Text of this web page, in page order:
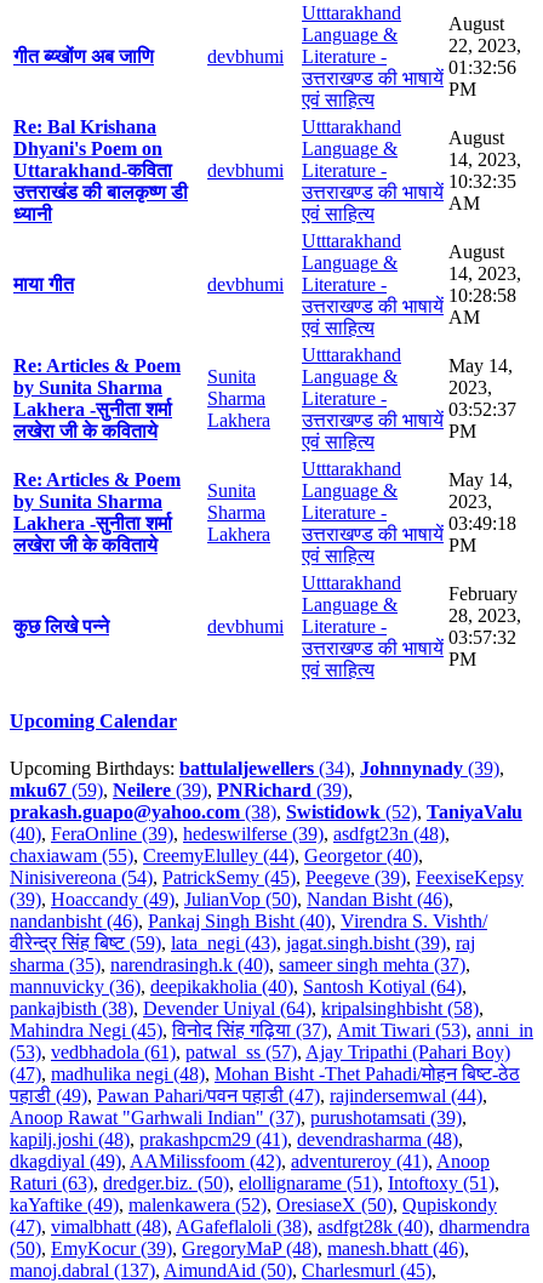
गीत ब्य्खोंण अब जाणि devbhumi
Utttarakhand
Language &
Literature -
उत्तराखण्ड की भाषायें
एवं साहित्य
August
22, 2023,
01:32:56
PM
Re: Bal Krishana
Dhyani's Poem on
Uttarakhand-कविता
उत्तराखंड की बालकृष्ण डी
ध्यानी
devbhumi
Utttarakhand
Language &
Literature -
उत्तराखण्ड की भाषायें
एवं साहित्य
August
14, 2023,
10:32:35
AM
माया गीत devbhumi
Utttarakhand
Language &
Literature -
उत्तराखण्ड की भाषायें
एवं साहित्य
August
14, 2023,
10:28:58
AM
Re: Articles & Poem
by Sunita Sharma
Lakhera -सुनीता शर्मा
लखेरा जी के कविताये
Sunita
Sharma
Lakhera
Utttarakhand
Language &
Literature -
उत्तराखण्ड की भाषायें
एवं साहित्य
May 14,
2023,
03:52:37
PM
Re: Articles & Poem
by Sunita Sharma
Lakhera -सुनीता शर्मा
लखेरा जी के कविताये
Sunita
Sharma
Lakhera
Utttarakhand
Language &
Literature -
उत्तराखण्ड की भाषायें
एवं साहित्य
May 14,
2023,
03:49:18
PM
कुछ लिखे पन्ने devbhumi
Utttarakhand
Language &
Literature -
उत्तराखण्ड की भाषायें
एवं साहित्य
February
28, 2023,
03:57:32
PM
Upcoming Calendar
Upcoming Birthdays: battulaljewellers (34), Johnnynady (39),
mku67 (59), Neilere (39), PNRichard (39),
prakash.guapo@yahoo.com (38), Swistidowk (52), TaniyaValu
(40), FeraOnline (39), hedeswilferse (39), asdfgt23n (48),
chaxiawam (55), CreemyElulley (44), Georgetor (40),
Ninisivereona (54), PatrickSemy (45), Peegeve (39), FeexiseKepsy
(39), Hoaccandy (49), JulianVop (50), Nandan Bisht (46),
nandanbisht (46), Pankaj Singh Bisht (40), Virendra S. Vishth/
वीरेन्द्र सिंह बिष्ट (59), lata_negi (43), jagat.singh.bisht (39), raj
sharma (35), narendrasingh.k (40), sameer singh mehta (37),
mannuvicky (36), deepikakholia (40), Santosh Kotiyal (64),
pankajbisth (38), Devender Uniyal (64), kripalsinghbisht (58),
Mahindra Negi (45),विनोद सिंह गढ़िया (37), Amit Tiwari (53), anni_in
(53), vedbhadola (61), patwal_ss (57), Ajay Tripathi (Pahari Boy)
(47), madhulika negi (48), Mohan Bisht -Thet Pahadi/मोहन बिष्ट-ठेठ
पहाडी (49), Pawan Pahari/पवन पहाडी (47), rajindersemwal (44),
Anoop Rawat "Garhwali Indian" (37), purushotamsati (39),
kapilj.joshi (48), prakashpcm29 (41), devendrasharma (48),
dkagdiyal (49), AAMilissfoom (42), adventureroy (41), Anoop
Raturi (63), dredger.biz. (50), elollignarame (51), Intoftoxy (51),
kaYaftike (49), malenkawera (52), OresiaseX (50), Qupiskondy
(47), vimalbhatt (48), AGafeflaloli (38), asdfgt28k (40), dharmendra
(50), EmyKocur (39), GregoryMaP (48), manesh.bhatt (46),
manoj.dabral (137), AimundAid (50), Charlesmurl (45),